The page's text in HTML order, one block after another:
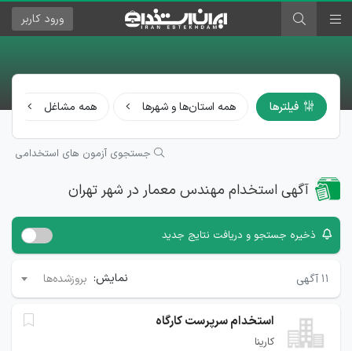
ورود کاربر
فیلترها همه استان‌ها و شهرها همه مشاغل
جستجوی آزمون های استخدامی
آگهی استخدام مهندس معمار در شهر تهران
ذخیره جستجو و دریافت نتایج جدید
۱۱ آگهی نمایش: بروزشده‌ها
استخدام سرپرست کارگاه
کارینا